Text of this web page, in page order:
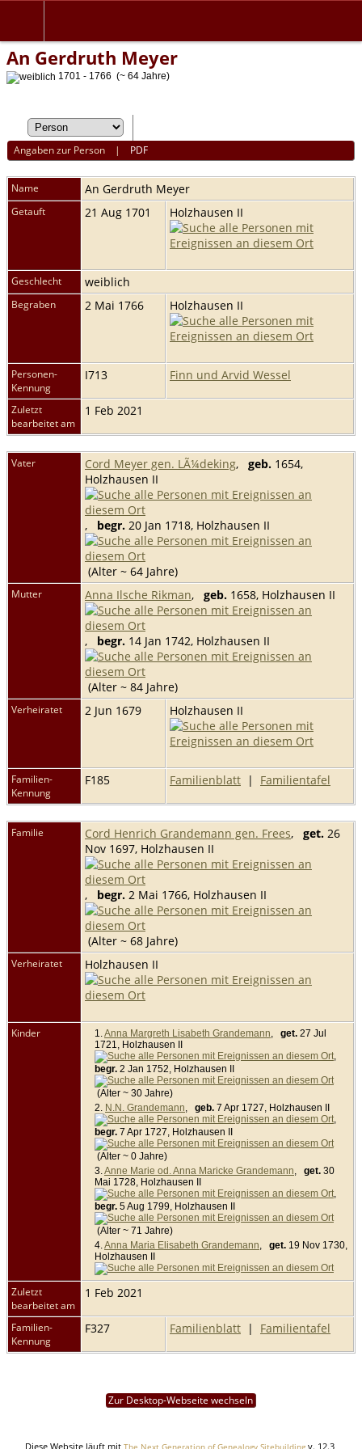
An Gerdruth Meyer
1701 - 1766 (~ 64 Jahre)
Angaben zur Person | PDF
Name An Gerdruth Meyer
Getauft 21 Aug 1701 Holzhausen II
Geschlecht weiblich
Begraben 2 Mai 1766 Holzhausen II
Personen-
Kennung
I713 Finn und Arvid Wessel
Zuletzt
bearbeitet am
1 Feb 2021
Vater Cord Meyer gen. LÃ¼deking, geb. 1654,
Holzhausen II
, begr. 20 Jan 1718, Holzhausen II
(Alter ~ 64 Jahre)
Mutter Anna Ilsche Rikman, geb. 1658, Holzhausen II
, begr. 14 Jan 1742, Holzhausen II
(Alter ~ 84 Jahre)
Verheiratet 2 Jun 1679 Holzhausen II
Familien-
Kennung
F185 Familienblatt | Familientafel
Familie Cord Henrich Grandemann gen. Frees, get. 26
Nov 1697, Holzhausen II
, begr. 2 Mai 1766, Holzhausen II
(Alter ~ 68 Jahre)
Verheiratet Holzhausen II
Kinder 1.Anna Margreth Lisabeth Grandemann, get. 27 Jul
1721, Holzhausen II
,
begr. 2 Jan 1752, Holzhausen II
(Alter ~ 30 Jahre)
2. N.N. Grandemann, geb. 7 Apr 1727, Holzhausen II
,
begr. 7 Apr 1727, Holzhausen II
(Alter ~ 0 Jahre)
3.Anne Marie od. Anna Maricke Grandemann, get. 30
Mai 1728, Holzhausen II
,
begr. 5 Aug 1799, Holzhausen II
(Alter ~ 71 Jahre)
4.Anna Maria Elisabeth Grandemann, get. 19 Nov 1730,
Holzhausen II
Zuletzt
bearbeitet am
1 Feb 2021
Familien-
Kennung
F327 Familienblatt | Familientafel
Zur Desktop-Webseite wechseln
Diese Website läuft mit The Next Generation of Genealogy Sitebuilding v. 12.3,